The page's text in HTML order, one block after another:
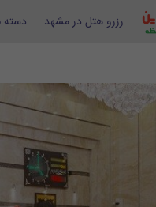
رزرو هتل در مشهد دسته